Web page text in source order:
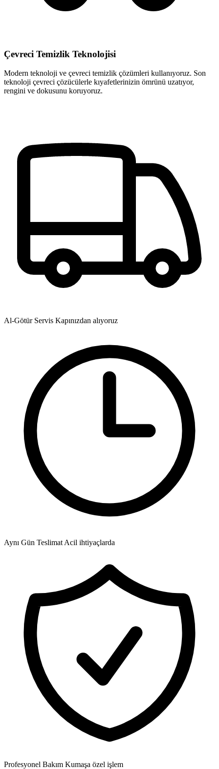
Çevreci Temizlik Teknolojisi
Modern teknoloji ve çevreci temizlik çözümleri kullanıyoruz. Son
teknoloji çevreci çözücülerle kıyafetlerinizin ömrünü uzatıyor,
rengini ve dokusunu koruyoruz.
Al-Götür Servis Kapınızdan alıyoruz
Aynı Gün Teslimat Acil ihtiyaçlarda
Profesyonel Bakım Kumaşa özel işlem